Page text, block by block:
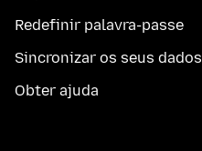
Redefinir palavra-passe
Sincronizar os seus dados
Obter ajuda